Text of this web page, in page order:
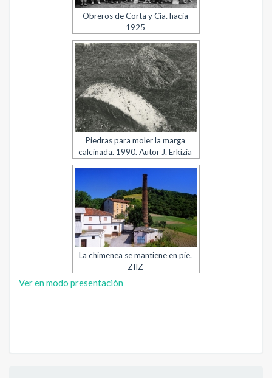
Obreros de Corta y Cía. hacia
1925
Piedras para moler la marga
calcinada. 1990. Autor J. Erkizia
La chimenea se mantiene en pie.
ZIIZ
Ver en modo presentación